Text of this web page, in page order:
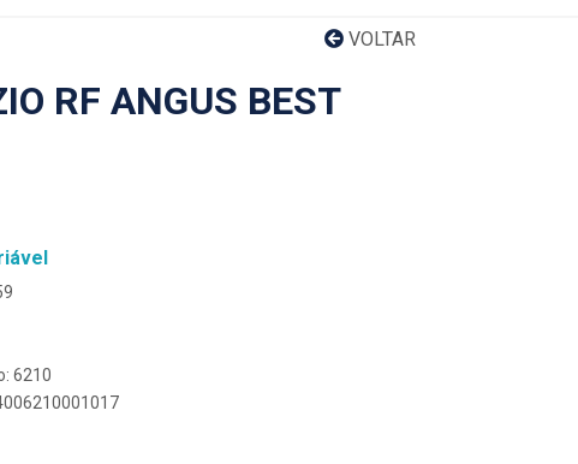
VOLTAR
RF ANGUS BEST
6210